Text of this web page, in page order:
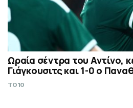
Ωραία σέντρα του Αντίνο,
Γιάγκουσιτς και 1-0 ο
TO10